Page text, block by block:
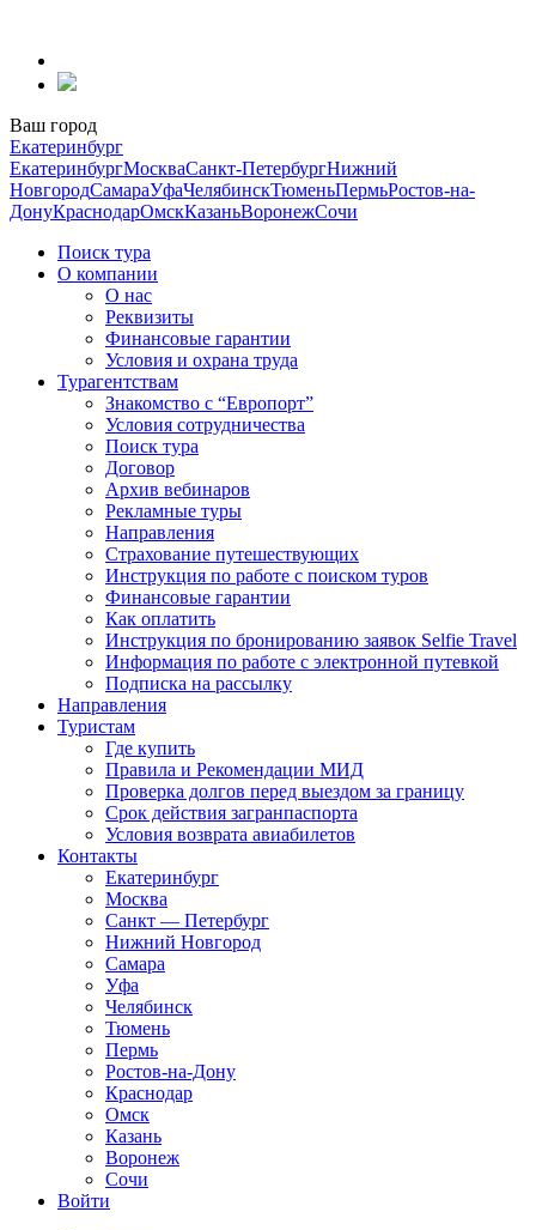
содержанию
Ваш город
Екатеринбург
ЕкатеринбургМоскваСанкт-ПетербургНижний
НовгородСамараУфаЧелябинскТюменьПермьРостов-на-
ДонуКраснодарОмскКазаньВоронежСочи
Поиск тура
О компании
О нас
Реквизиты
Финансовые гарантии
Условия и охрана труда
Турагентствам
Знакомство с “Европорт”
Условия сотрудничества
Поиск тура
Договор
Архив вебинаров
Рекламные туры
Направления
Страхование путешествующих
Инструкция по работе с поиском туров
Финансовые гарантии
Как оплатить
Инструкция по бронированию заявок Selfie Travel
Информация по работе с электронной путевкой
Подписка на рассылку
Направления
Туристам
Где купить
Правила и Рекомендации МИД
Проверка долгов перед выездом за границу
Срок действия загранпаспорта
Условия возврата авиабилетов
Контакты
Екатеринбург
Москва
Санкт — Петербург
Нижний Новгород
Самара
Уфа
Челябинск
Тюмень
Пермь
Ростов-на-Дону
Краснодар
Омск
Казань
Воронеж
Сочи
Войти